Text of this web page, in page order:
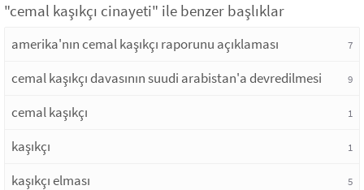
"cemal kaşıkçı cinayeti" ile benzer başlıklar
amerika'nın cemal kaşıkçı raporunu açıklaması 7
cemal kaşıkçı davasının suudi arabistan'a devredilmesi 9
cemal kaşıkçı 1
kaşıkçı 1
kaşıkçı elması 5